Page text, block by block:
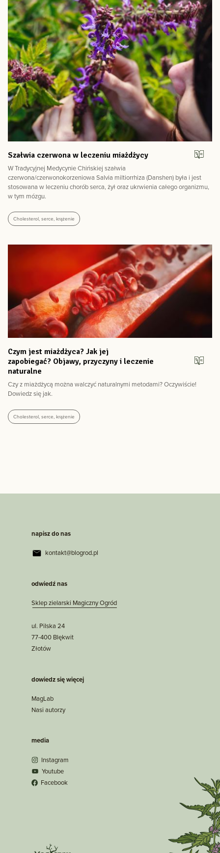
Szałwia czerwona w leczeniu miażdżycy
W Tradycyjnej Medycynie Chińskiej szałwia
czerwona/czerwonokorzeniowa Salvia miltiorrhiza (Danshen) była i jest
stosowana w leczeniu chorób serca, żył oraz ukrwienia całego organizmu,
w tym mózgu.
Cholesterol, serce, krążenie
Czym jest miażdżyca? Jak jej
zapobiegać? Objawy, przyczyny i leczenie
naturalne
Czy z miażdżycą można walczyć naturalnymi metodami? Oczywiście!
Dowiedz się jak.
Cholesterol, serce, krążenie
napisz do nas
kontakt@blogrod.pl
odwiedź nas
Sklep zielarski Magiczny Ogród
ul. Pilska 24
77-400 Blękwit
Złotów
dowiedz się więcej
MagLab
Nasi autorzy
media
Instagram
Youtube
Facebook